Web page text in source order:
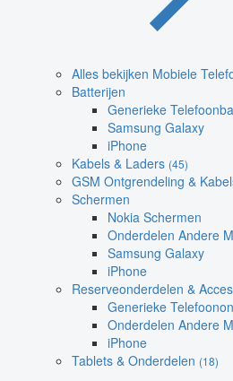
Alles bekijken Mobiele
Batterijen
Generieke
Samsung Galaxy
iPhone
Kabels & Laders (45)
GSM Ontgrendeling &
Schermen
Nokia Schermen
Onderdelen Andere
Samsung Galaxy
iPhone
Reserveonderdelen &
Generieke
Onderdelen Andere
iPhone
Tablets & Onderdelen (18)